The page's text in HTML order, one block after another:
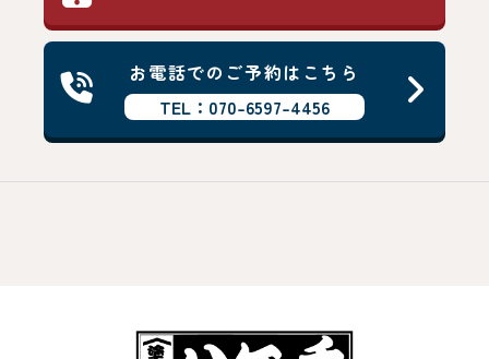
お電話でのご予約はこちら
TEL：070-6597-4456